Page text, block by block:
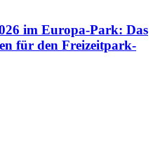
im Europa-Park: Das
für den Freizeitpark-